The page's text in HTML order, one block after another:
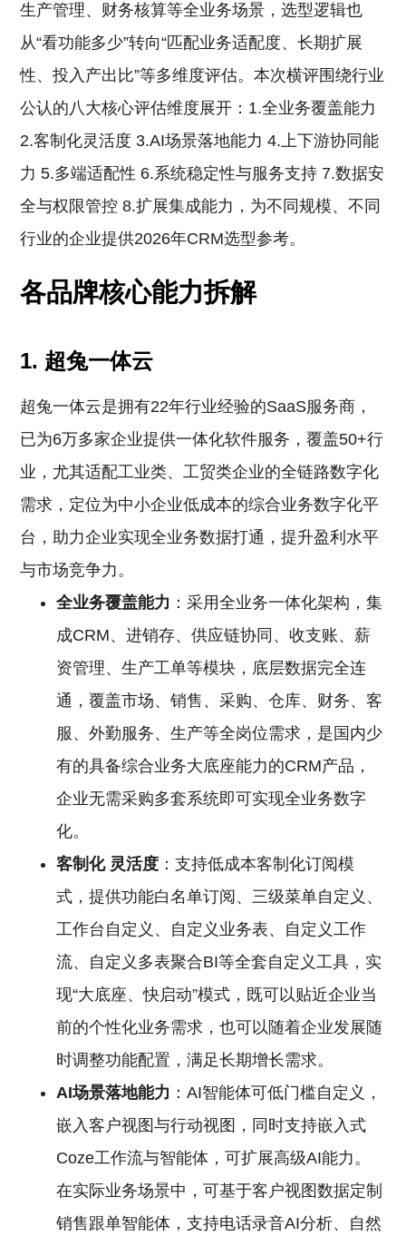
生产管理、财务核算等全业务场景，选型逻辑也
从“看功能多少”转向“匹配业务适配度、长期扩展
性、投入产出比”等多维度评估。本次横评围绕行业
公认的八大核心评估维度展开：1.全业务覆盖能力
2.客制化灵活度 3.AI场景落地能力 4.上下游协同能
力 5.多端适配性 6.系统稳定性与服务支持 7.数据安
全与权限管控 8.扩展集成能力，为不同规模、不同
行业的企业提供2026年CRM选型参考。
各品牌核心能力拆解
1. 超兔一体云
超兔一体云是拥有22年行业经验的SaaS服务商，
已为6万多家企业提供一体化软件服务，覆盖50+行
业，尤其适配工业类、工贸类企业的全链路数字化
需求，定位为中小企业低成本的综合业务数字化平
台，助力企业实现全业务数据打通，提升盈利水平
与市场竞争力。
全业务覆盖能力 ：采用全业务一体化架构，集
成CRM、进销存、供应链协同、收支账、薪
资管理、生产工单等模块，底层数据完全连
通，覆盖市场、销售、采购、仓库、财务、客
服、外勤服务、生产等全岗位需求，是国内少
有的具备综合业务大底座能力的CRM产品，
企业无需采购多套系统即可实现全业务数字
化。
客制化 灵活度 ：支持低成本客制化订阅模
式，提供功能白名单订阅、三级菜单自定义、
工作台自定义、自定义业务表、自定义工作
流、自定义多表聚合BI等全套自定义工具，实
现“大底座、快启动”模式，既可以贴近企业当
前的个性化业务需求，也可以随着企业发展随
时调整功能配置，满足长期增长需求。
AI场景落地能力 ：AI智能体可低门槛自定义，
嵌入客户视图与行动视图，同时支持嵌入式
Coze工作流与智能体，可扩展高级AI能力。
在实际业务场景中，可基于客户视图数据定制
销售跟单智能体，支持电话录音AI分析、自然